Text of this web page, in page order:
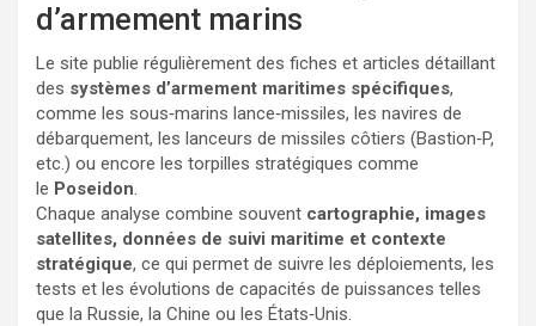
d’armement marins
Le site publie régulièrement des fiches et articles détaillant
des systèmes d’armement maritimes spécifiques,
comme les sous‑marins lance‑missiles, les navires de
débarquement, les lanceurs de missiles côtiers (Bastion‑P,
etc.) ou encore les torpilles stratégiques comme
le Poseidon.
Chaque analyse combine souvent cartographie, images
satellites, données de suivi maritime et contexte
stratégique, ce qui permet de suivre les déploiements, les
tests et les évolutions de capacités de puissances telles
que la Russie, la Chine ou les États‑Unis.